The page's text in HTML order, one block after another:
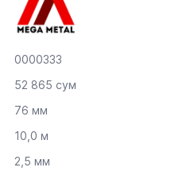
0000333
52 865 сум
76 мм
10,0 м
2,5 мм